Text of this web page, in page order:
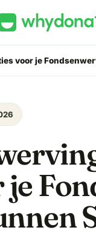
voor je